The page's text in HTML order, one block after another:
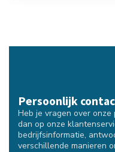
Persoonlijk
Heb je vragen over
dan op onze
bedrijfsinformatie,
verschillende manieren